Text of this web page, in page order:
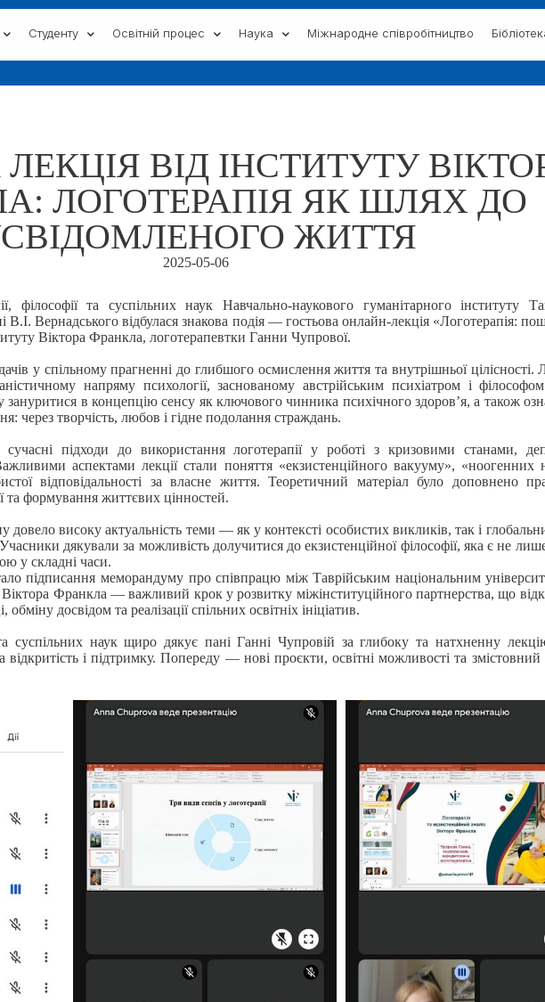
Студенту Освітній процес Наука Міжнародне співробітництво
ВІД ІНСТИТУТУ
ЛОГОТЕРАПІЯ ЯК ШЛЯХ ДО
ЖИТТЯ
2025-05-06
філософії та суспільних наук Навчально-наукового гуманітарного інституту
В.І. Вернадського відбулася знакова подія — гостьова онлайн-лекція «Логотерапія:
Віктора Франкла, логотерапевтки Ганни Чупрової.
у спільному прагненні до глибшого осмислення життя та внутрішньої цілісності.
напряму психології, заснованому австрійським психіатром і
в концепцію сенсу як ключового чинника психічного здоров’я, а також
через творчість, любов і гідне подолання страждань.
підходи до використання логотерапії у роботі з кризовими станами,
аспектами лекції стали поняття «екзистенційного вакууму», «ноогенних
відповідальності за власне життя. Теоретичний матеріал було доповнено
та формування життєвих цінностей.
довело високу актуальність теми — як у контексті особистих викликів, так і
дякували за можливість долучитися до екзистенційної філософії, яка є не
у складні часи.
підписання меморандуму про співпрацю між Таврійським національним
Франкла — важливий крок у розвитку міжінституційного партнерства, що
досвідом та реалізації спільних освітніх ініціатив.
суспільних наук щиро дякує пані Ганні Чупровій за глибоку та натхненну
і підтримку. Попереду — нові проєкти, освітні можливості та змістовний